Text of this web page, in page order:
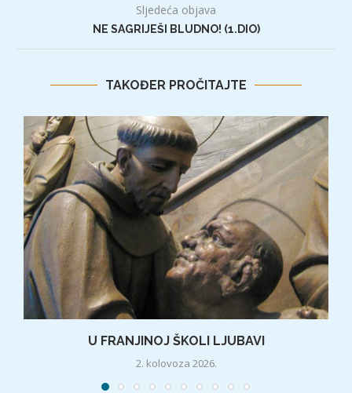
Sljedeća objava
NE SAGRIJEŠI BLUDNO! (1.DIO)
TAKOĐER PROČITAJTE
U FRANJINOJ ŠKOLI LJUBAVI
2. kolovoza 2026.